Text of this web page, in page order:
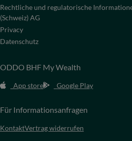
Rechtliche und regulatorische
(Schweiz) AG
Privacy
Datenschutz
ODDO BHF My Wealth
App store Google Play
Für Informationsanfragen
KontaktVertrag widerrufen